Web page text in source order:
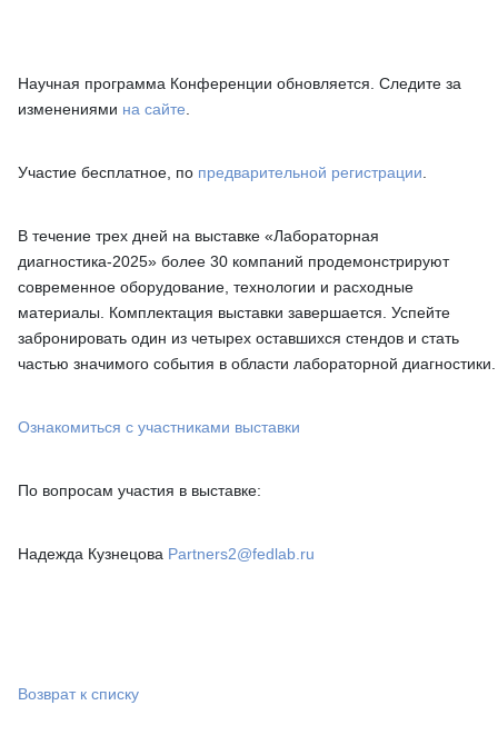
Научная программа Конференции обновляется. Следите за
изменениями на сайте
Участие бесплатное, по предварительной регистрации
В течение трех дней на выставке «Лабораторная
диагностика-2025» более 30 компаний продемонстрируют
современное оборудование, технологии и расходные
материалы. Комплектация выставки завершается. Успейте
забронировать один из четырех оставшихся стендов и стать
частью значимого события в области лабораторной диагностики.
Ознакомиться с участниками выставки
По вопросам участия в выставке:
Надежда Кузнецова Partners2@fedlab.ru
Возврат к списку